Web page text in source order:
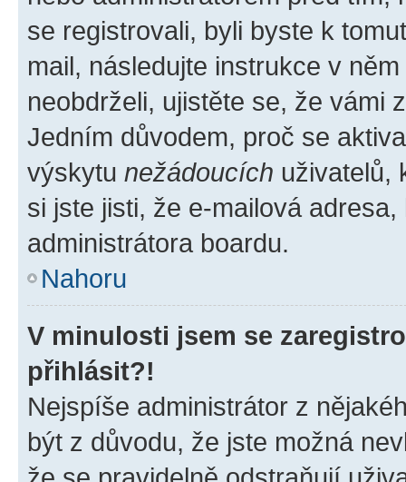
se registrovali, byli byste k
mail, následujte instrukce v
neobdrželi, ujistěte se, že vámi
Jedním důvodem, proč se
výskytu nežádoucích uživatelů,
si jste jisti, že e-mailová
administrátora boardu.
Nahoru
V minulosti jsem se
přihlásit?!
Nejspíše administrátor z
být z důvodu, že jste možná